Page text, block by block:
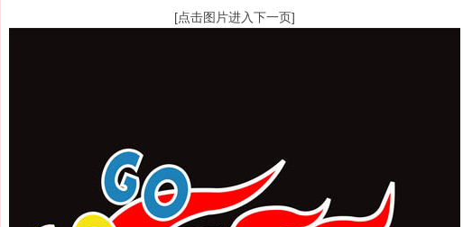
[点击图片进入下一页]